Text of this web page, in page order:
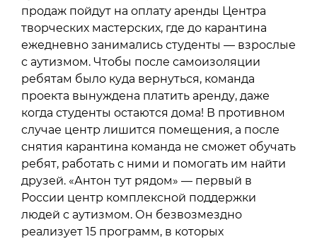
продаж пойдут на оплату аренды Центра
творческих мастерских, где до карантина
ежедневно занимались студенты — взрослые
с аутизмом. Чтобы после самоизоляции
ребятам было куда вернуться, команда
проекта вынуждена платить аренду, даже
когда студенты остаются дома! В противном
случае центр лишится помещения, а после
снятия карантина команда не сможет обучать
ребят, работать с ними и помогать им найти
друзей. «Антон тут рядом» — первый в
России центр комплексной поддержки
людей с аутизмом. Он безвозмездно
реализует 15 программ, в которых